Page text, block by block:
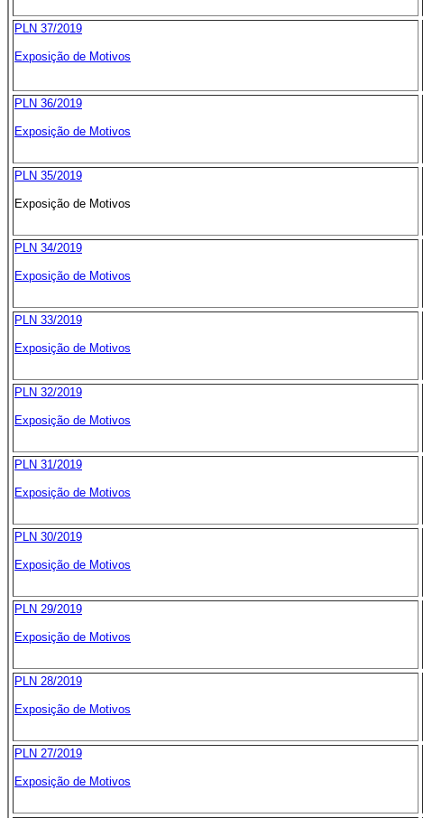
PLN 37/2019
Exposição de Motivos
PLN 36/2019
Exposição de Motivos
PLN 35/2019
Exposição de Motivos
PLN 34/2019
Exposição de Motivos
PLN 33/2019
Exposição de Motivos
PLN 32/2019
Exposição de Motivos
PLN 31/2019
Exposição de Motivos
PLN 30/2019
Exposição de Motivos
PLN 29/2019
Exposição de Motivos
PLN 28/2019
Exposição de Motivos
PLN 27/2019
Exposição de Motivos